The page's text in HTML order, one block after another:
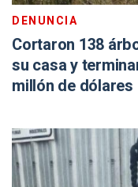
DENUNCIA
Cortaron 138
su casa y
millón de dólares